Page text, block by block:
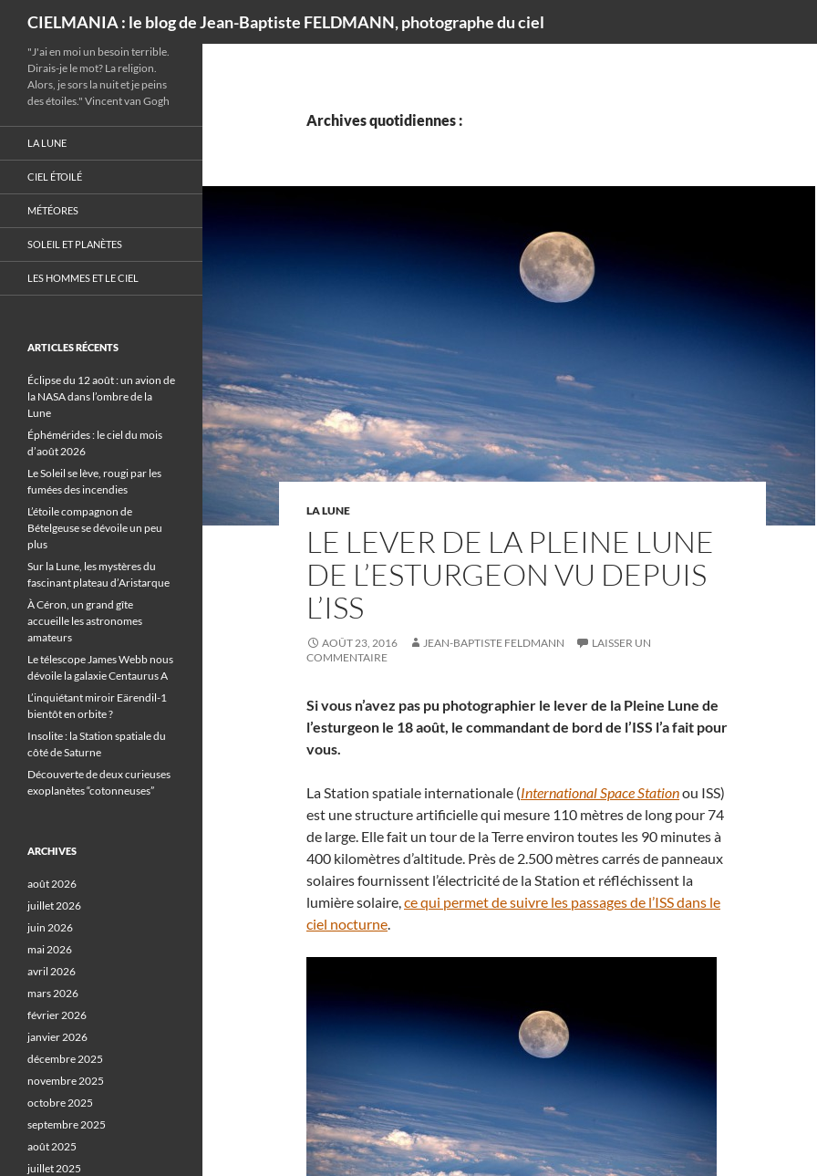
CIELMANIA : le blog de Jean-Baptiste FELDMANN, photographe du ciel
Archives quotidiennes :
LA LUNE
LE LEVER DE LA PLEINE LUNE
DE L’ESTURGEON VU DEPUIS
L’ISS
AOÛT 23, 2016 JEAN-BAPTISTE FELDMANN
LAISSER UN
COMMENTAIRE
Si vous n’avez pas pu photographier le lever de la Pleine Lune de
l’esturgeon le 18 août, le commandant de bord de l’ISS l’a fait pour
vous.
La Station spatiale internationale (International Space Stationou ISS)
est une structure artificielle qui mesure 110 mètres de long pour 74
de large. Elle fait un tour de la Terre environ toutes les 90 minutes à
400 kilomètres d’altitude. Près de 2.500 mètres carrés de panneaux
solaires fournissent l’électricité de la Station et réfléchissent la
lumière solaire,ce qui permet de suivre les passages de l’ISS dans le
ciel nocturne.
"J'ai en moi un besoin terrible.
Dirais-je le mot? La religion.
Alors, je sors la nuit et je peins
des étoiles." Vincent van Gogh
LA LUNE
CIEL ÉTOILÉ
MÉTÉORES
SOLEIL ET PLANÈTES
LES HOMMES ET LE CIEL
ARTICLES RÉCENTS
Éclipse du 12 août : un avion de
la NASA dans l’ombre de la
Lune
Éphémérides : le ciel du mois
d’août 2026
Le Soleil se lève, rougi par les
fumées des incendies
L’étoile compagnon de
Bételgeuse se dévoile un peu
plus
Sur la Lune, les mystères du
fascinant plateau d’Aristarque
À Céron, un grand gîte
accueille les astronomes
amateurs
Le télescope James Webb nous
dévoile la galaxie Centaurus A
L’inquiétant miroir Eärendil-1
bientôt en orbite ?
Insolite : la Station spatiale du
côté de Saturne
Découverte de deux curieuses
exoplanètes “cotonneuses”
ARCHIVES
août 2026
juillet 2026
juin 2026
mai 2026
avril 2026
mars 2026
février 2026
janvier 2026
décembre 2025
novembre 2025
octobre 2025
septembre 2025
août 2025
juillet 2025